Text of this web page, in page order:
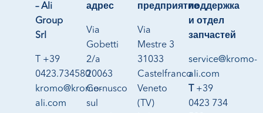
– Ali
Group
Srl
T +39
0423.734580
kromo@kromo-
ali.com
адрес
Via
Gobetti
2/a
20063
Cernusco
sul
предприятие
Via
Mestre 3
31033
Castelfranco
Veneto
(TV)
поддержка
и отдел
запчастей
service@kromo-
ali.com
T +39
0423 734